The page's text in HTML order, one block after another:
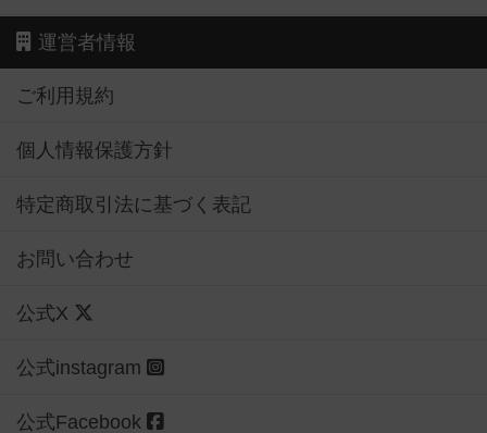
運営者情報
ご利用規約
個人情報保護方針
特定商取引法に基づく表記
お問い合わせ
公式X
公式instagram
公式Facebook